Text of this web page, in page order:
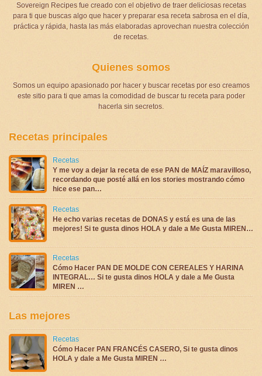
Sovereign Recipes fue creado con el objetivo de traer deliciosas recetas
para ti que buscas algo que hacer y preparar esa receta sabrosa en el día,
práctica y rápida, hasta las más elaboradas aprovechan nuestra colección
de recetas.
Quienes somos
Somos un equipo apasionado por hacer y buscar recetas por eso creamos
este sitio para ti que amas la comodidad de buscar tu receta para poder
hacerla sin secretos.
Recetas principales
Recetas
Y me voy a dejar la receta de ese PAN de MAÍZ maravilloso,
recordando que posté allá en los stories mostrando cómo
hice ese pan…
Recetas
He echo varias recetas de DONAS y está es una de las
mejores! Si te gusta dinos HOLA y dale a Me Gusta MIREN…
Recetas
Cómo Hacer PAN DE MOLDE CON CEREALES Y HARINA
INTEGRAL… Si te gusta dinos HOLA y dale a Me Gusta
MIREN …
Las mejores
Recetas
Cómo Hacer PAN FRANCÉS CASERO, Si te gusta dinos
HOLA y dale a Me Gusta MIREN …